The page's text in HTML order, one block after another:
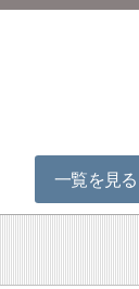
一覧を見る